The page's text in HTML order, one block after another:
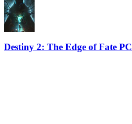
Destiny 2: The Edge of Fate PC